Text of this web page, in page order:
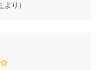
より）